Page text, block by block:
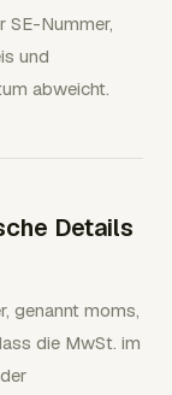
SE-Nummer,
und
abweicht.
Details
genannt moms,
die MwSt. im